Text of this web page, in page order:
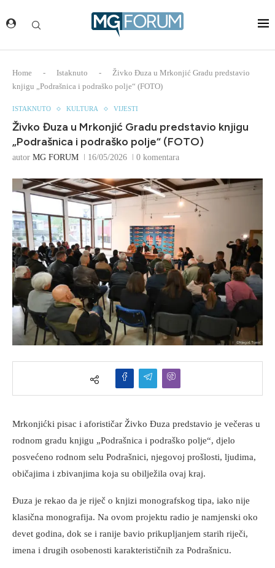
Home - Istaknuto -
Živko Đuza u Mrkonjić Gradu predstavio
knjigu „Podrašnica i podraško polje“ (FOTO)
ISTAKNUTO KULTURA VIJESTI
Živko Đuza u Mrkonjić Gradu predstavio knjigu
„Podrašnica i podraško polje“ (FOTO)
autor MG FORUM 16/05/2026 0 komentara
Mrkonjićki pisac i aforističar Živko Đuza predstavio je večeras u
rodnom gradu knjigu „Podrašnica i podraško polje“, djelo
posvećeno rodnom selu Podrašnici, njegovoj prošlosti, ljudima,
običajima i zbivanjima koja su obilježila ovaj kraj.
Đuza je rekao da je riječ o knjizi monografskog tipa, iako nije
klasična monografija. Na ovom projektu radio je namjenski oko
devet godina, dok se i ranije bavio prikupljanjem starih riječi,
imena i drugih osobenosti karakterističnih za Podrašnicu.